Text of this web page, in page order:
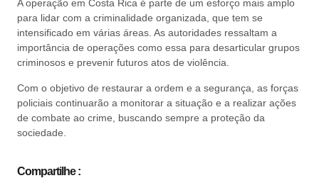
A operação em Costa Rica é parte de um esforço mais amplo
para lidar com a criminalidade organizada, que tem se
intensificado em várias áreas. As autoridades ressaltam a
importância de operações como essa para desarticular grupos
criminosos e prevenir futuros atos de violência.
Com o objetivo de restaurar a ordem e a segurança, as forças
policiais continuarão a monitorar a situação e a realizar ações
de combate ao crime, buscando sempre a proteção da
sociedade.
Compartilhe :